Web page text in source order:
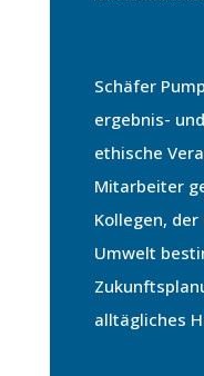
Schäfer
ergebnis-
ethische
Mitarbeiter
Kollegen,
Umwelt
alltägliches